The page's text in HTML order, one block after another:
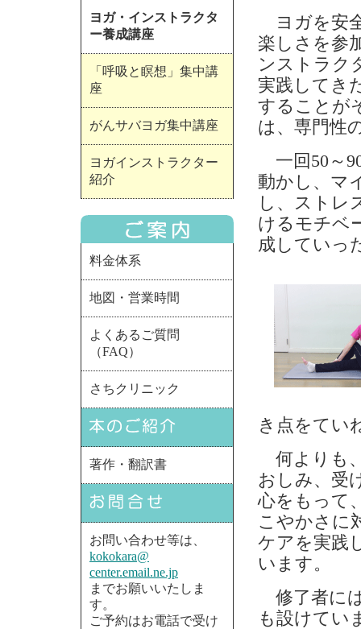
ヨガを安
楽しさを参
ンストラク
実践してき
することが
は、専門性
一回50～
動かし、マ
し、ストレ
けるモチベ
成していっ
き点をてい
何よりも
おしみ、受
心をもって
こやかさに
ケアを実践
います。
修了者に
も設けてい
ヨガ・インストラクタ
ー養成講座
「呼吸と瞑想」集中講
座
がんサバヨガ集中講座
ヨガインストラクター
紹介
料金体系
地図・営業時間
よくあるご質問
（FAQ）
さちクリニック
著作・翻訳書
お問い合わせ等は、
kokokara@
center.email.ne.jp
までお願いいたしま
す。
ご予約はお電話で受け